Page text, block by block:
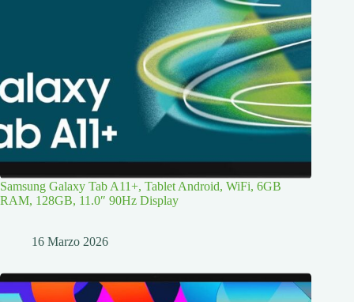
Samsung Galaxy Tab A11+, Tablet Android, WiFi, 6GB
RAM, 128GB, 11.0″ 90Hz Display
16 Marzo 2026